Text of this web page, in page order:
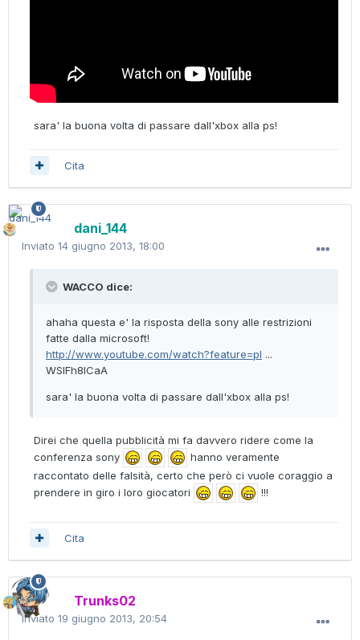
sara' la buona volta di passare dall'xbox alla ps!
Cita
dani_144
Inviato 14 giugno 2013, 18:00
WACCO dice:
ahaha questa e' la risposta della sony alle restrizioni
fatte dalla microsoft!
http://www.youtube.com/watch?feature=pl ...
WSIFh8ICaA
sara' la buona volta di passare dall'xbox alla ps!
Direi che quella pubblicità mi fa davvero ridere come la
conferenza sony
hanno veramente
raccontato delle falsità, certo che però ci vuole coraggio a
prendere in giro i loro giocatori
!!!
Cita
Trunks02
Inviato 19 giugno 2013, 20:54